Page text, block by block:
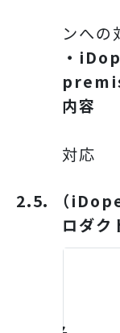
ンへの
・
内容
対応
2.5. （
ロダク